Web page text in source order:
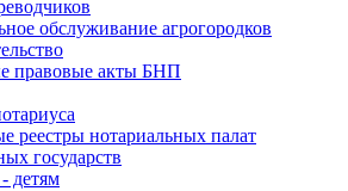
обслуживание агрогородков
правовые акты БНП
реестры нотариальных палат
государств
детям